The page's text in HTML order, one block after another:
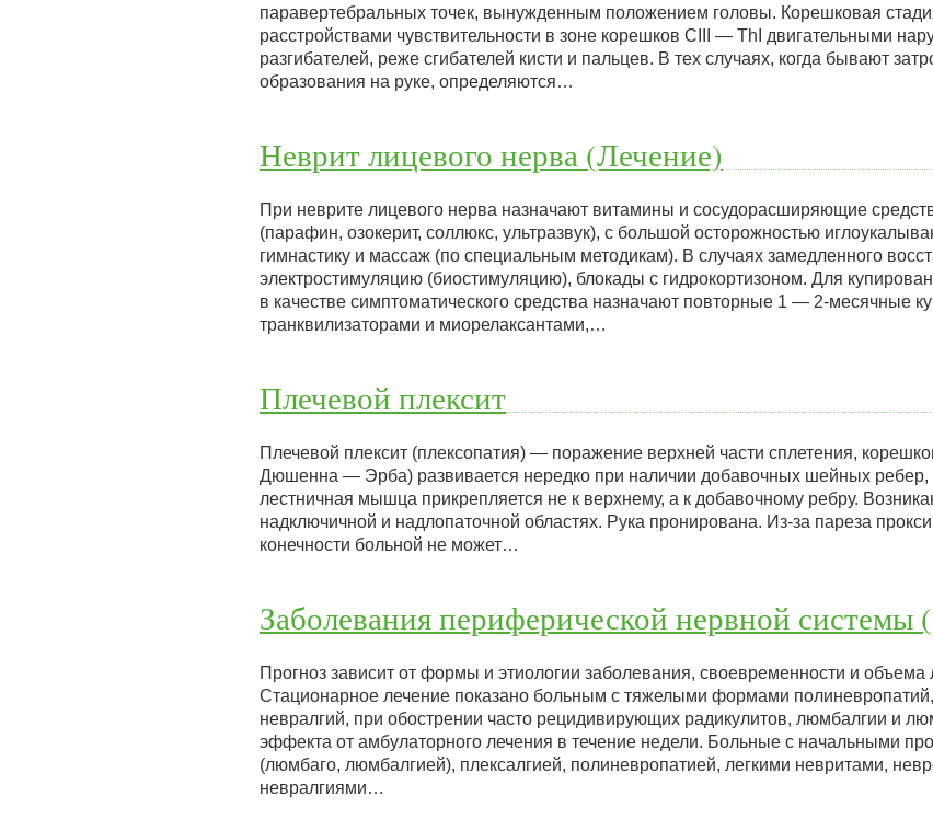
паравертебральных точек, вынужденным положением головы. Корешковая
расстройствами чувствительности в зоне корешков СIII — ThI двигательными
разгибателей, реже сгибателей кисти и пальцев. В тех случаях, когда бывают
образования на руке, определяются…
Неврит лицевого нерва (Лечение)
При неврите лицевого нерва назначают витамины и сосудорасширяющие
(парафин, озокерит, соллюкс, ультразвук), с большой осторожностью
гимнастику и массаж (по специальным методикам). В случаях замедленного
электростимуляцию (биостимуляцию), блокады с гидрокортизоном. Для
в качестве симптоматического средства назначают повторные 1 — 2-месячные
транквилизаторами и миорелаксантами,…
Плечевой плексит
Плечевой плексит (плексопатия) — поражение верхней части сплетения,
Дюшенна — Эрба) развивается нередко при наличии добавочных шейных ребер,
лестничная мышца прикрепляется не к верхнему, а к добавочному ребру.
надключичной и надлопаточной областях. Рука пронирована. Из-за пареза
конечности больной не может…
Заболевания периферической нервной системы
Прогноз зависит от формы и этиологии заболевания, своевременности и
Стационарное лечение показано больным с тяжелыми формами
невралгий, при обострении часто рецидивирующих радикулитов, люмбалгии и
эффекта от амбулаторного лечения в течение недели. Больные с начальными
(люмбаго, люмбалгией), плексалгией, полиневропатией, легкими невритами,
невралгиями…